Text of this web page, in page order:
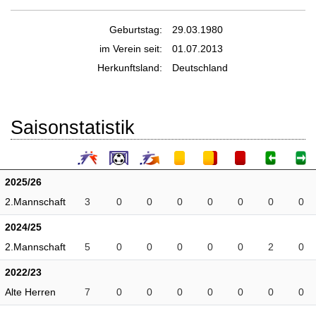
Geburtstag:
29.03.1980
im Verein seit:
01.07.2013
Herkunftsland:
Deutschland
Saisonstatistik
2025/26
2.Mannschaft
3 0 0 0 0 0 0 0
2024/25
2.Mannschaft
5 0 0 0 0 0 2 0
2022/23
Alte Herren
7 0 0 0 0 0 0 0